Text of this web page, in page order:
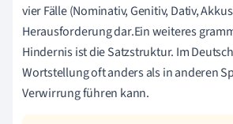
vier Fälle (Nominativ, Genitiv, Dativ,
Herausforderung dar.Ein weiteres
Hindernis ist die Satzstruktur. Im
Wortstellung oft anders als in anderen
Verwirrung führen kann.